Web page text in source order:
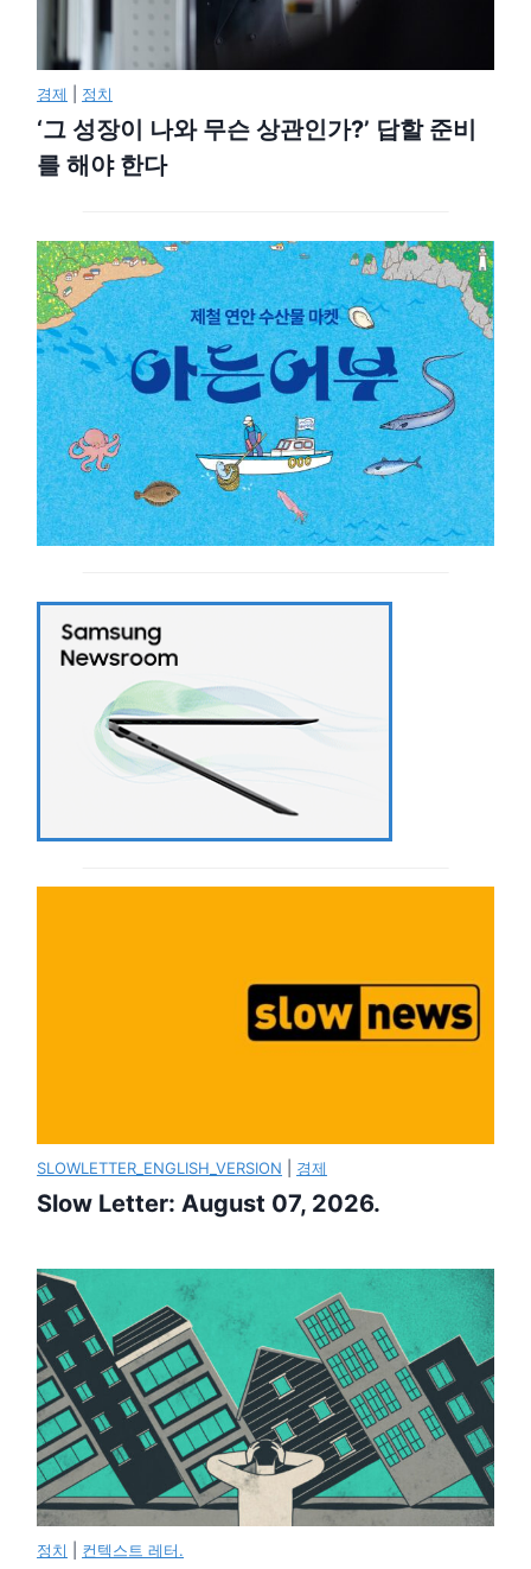
경제 정치
‘그 성장이 나와 무슨 상관인가?’ 답할 준비
를 해야 한다
SLOWLETTER_ENGLISH_VERSION 경제
Slow Letter: August 07, 2026.
정치 컨텍스트 레터.